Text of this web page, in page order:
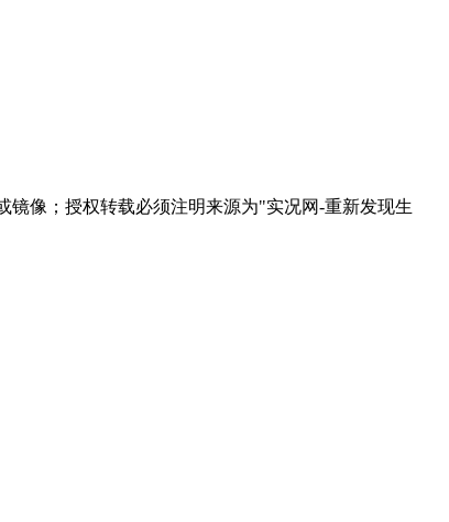
像；授权转载必须注明来源为"实况网-重新发现生